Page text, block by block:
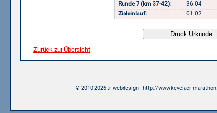
Runde 7 (km 37-42):
36:04
Zieleinlauf:
01:02
Zurück zur Übersicht
© 2010-2026 tr webdesign - http://www.kevelaer-